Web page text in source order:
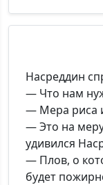
Насреддин
— Что нам
— Мера риса
— Это на
удивился
— Плов, о
будет